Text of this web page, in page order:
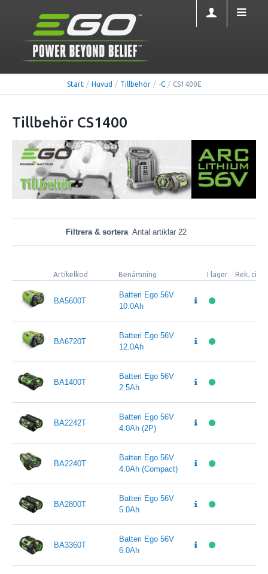
Start / Huvud / Tillbehör / -C / CS1400E
Tillbehör CS1400
Filtrera & sortera Antal artiklar 22
Artikelkod Benämning I lager Rek.
BA5600T
Batteri Ego 56V
10.0Ah
BA6720T
Batteri Ego 56V
12.0Ah
BA1400T
Batteri Ego 56V
2.5Ah
BA2242T
Batteri Ego 56V
4.0Ah (2P)
BA2240T
Batteri Ego 56V
4.0Ah (Compact)
BA2800T
Batteri Ego 56V
5.0Ah
BA3360T
Batteri Ego 56V
6.0Ah